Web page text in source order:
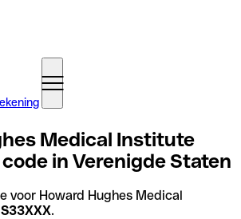
Medical Institute
code in Verenigde Staten
voor Howard Hughes Medical
.